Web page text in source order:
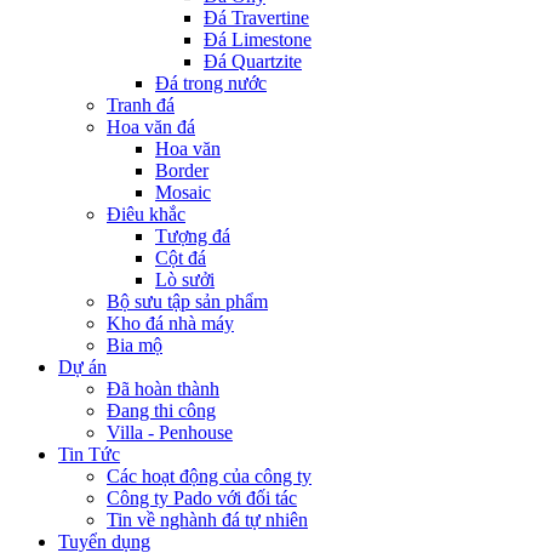
Đá Travertine
Đá Limestone
Đá Quartzite
Đá trong nước
Tranh đá
Hoa văn đá
Hoa văn
Border
Mosaic
Điêu khắc
Tượng đá
Cột đá
Lò sưởi
Bộ sưu tập sản phẩm
Kho đá nhà máy
Bia mộ
Dự án
Đã hoàn thành
Đang thi công
Villa - Penhouse
Tin Tức
Các hoạt động của công ty
Công ty Pado với đối tác
Tin về nghành đá tự nhiên
Tuyển dụng